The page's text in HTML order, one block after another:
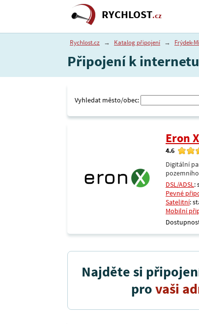
RYCHLOST.cz
Rychlost.cz → Katalog připojení → Frýdek-
Připojení k internetu
Vyhledat město/obec:
Eron
4.6
Digitální
DSL/ADSL:
Pevné
Satelitní:
Mobilní
Najděte si
provaši